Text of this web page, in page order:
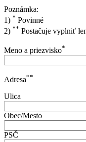
Poznámka:
1) * Povinné
2) ** Postačuje vyplniť
Meno a priezvisko*
Adresa**
Ulica
Obec/Mesto
PSČ